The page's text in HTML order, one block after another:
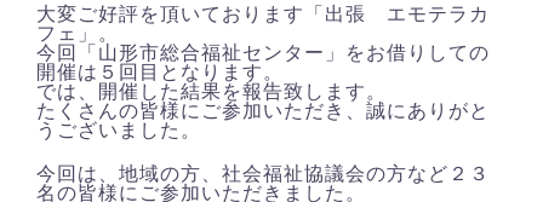
大変ご好評を頂いております「出張 エモテラカ
フェ」。
今回「山形市総合福祉センター」をお借りしての
開催は５回目となります。
では、開催した結果を報告致します。
たくさんの皆様にご参加いただき、誠にありがと
うございました。
今回は、地域の方、社会福祉協議会の方など２３
名の皆様にご参加いただきました。